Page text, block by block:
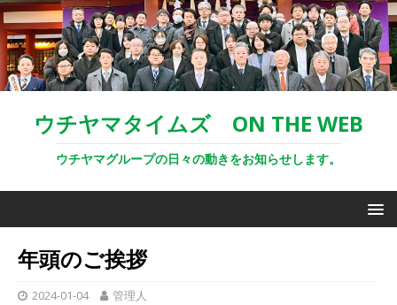
ウチヤマタイムズ ON THE WEB
ウチヤマグループの日々の動きをお知らせします。
年頭のご挨拶
2024-01-04 管理人